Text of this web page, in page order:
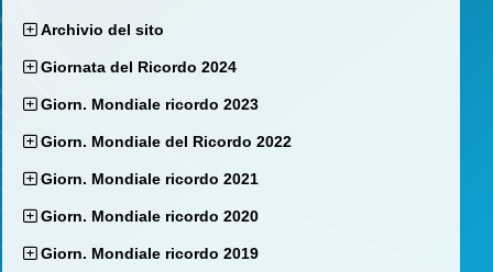
Archivio del sito
Giornata del Ricordo 2024
Giorn. Mondiale ricordo 2023
Giorn. Mondiale del Ricordo 2022
Giorn. Mondiale ricordo 2021
Giorn. Mondiale ricordo 2020
Giorn. Mondiale ricordo 2019